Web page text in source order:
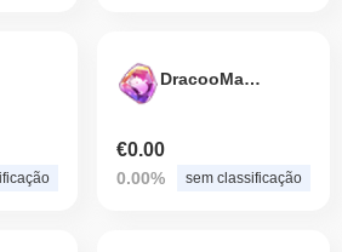
DracooMaster
€0.00
0.00% sem classificação